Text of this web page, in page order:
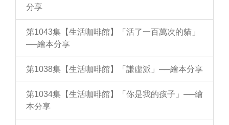
分享
第1043集【生活咖啡館】「活了一百萬次的貓」
──繪本分享
第1038集【生活咖啡館】「謙虛派」──繪本分享
第1034集【生活咖啡館】「你是我的孩子」──繪
本分享